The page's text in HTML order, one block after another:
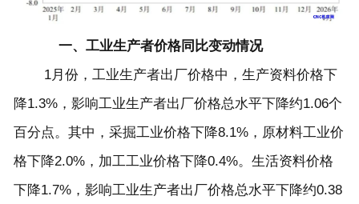
一、工业生产者价格同比变动情况
1月份，工业生产者出厂价格中，生产资料价格下
降1.3%，影响工业生产者出厂价格总水平下降约1.06个
百分点。其中，采掘工业价格下降8.1%，原材料工业价
格下降2.0%，加工工业价格下降0.4%。生活资料价格
下降1.7%，影响工业生产者出厂价格总水平下降约0.38